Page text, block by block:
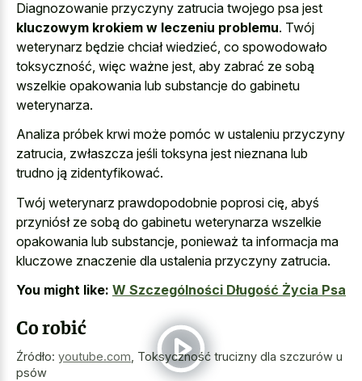
Diagnozowanie przyczyny zatrucia twojego psa jest
kluczowym krokiem w leczeniu problemu. Twój
weterynarz będzie chciał wiedzieć, co spowodowało
toksyczność, więc ważne jest, aby zabrać ze sobą
wszelkie opakowania lub substancje do gabinetu
weterynarza.
Analiza próbek krwi może pomóc w ustaleniu przyczyny
zatrucia, zwłaszcza jeśli toksyna jest nieznana lub
trudno ją zidentyfikować.
Twój weterynarz prawdopodobnie poprosi cię, abyś
przyniósł ze sobą do gabinetu weterynarza wszelkie
opakowania lub substancje, ponieważ ta informacja ma
kluczowe znaczenie dla ustalenia przyczyny zatrucia.
You might like: W Szczególności Długość Życia Psa
Co robić
Źródło: youtube.com, Toksyczność trucizny dla szczurów u
psów